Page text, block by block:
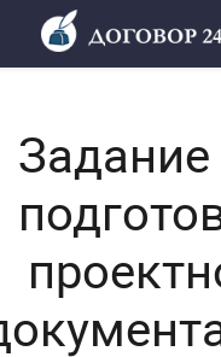
Задание